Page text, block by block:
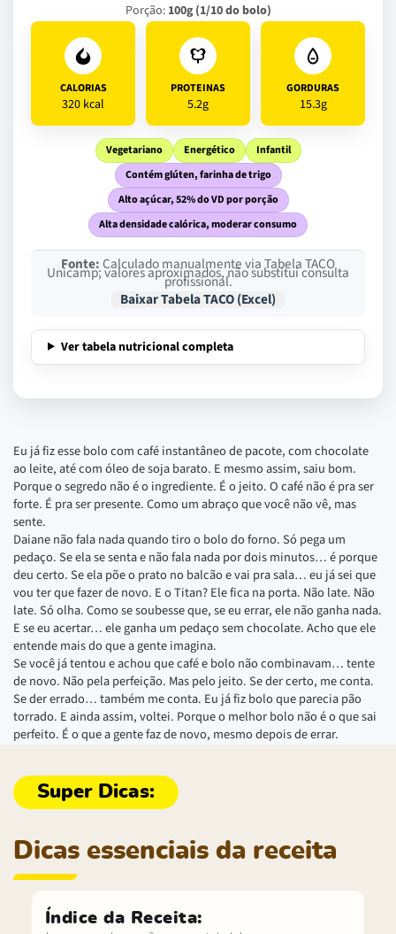
Porção: 100g (1/10 do bolo)
CALORIAS
320 kcal
PROTEINAS
5.2g
GORDURAS
15.3g
Vegetariano Energético
Infantil
Contém glúten, farinha de trigo
Alto açúcar, 52% do VD por porção
Alta densidade calórica, moderar consumo
Fonte:Calculado manualmente via Tabela TACO
Unicamp; valores aproximados, não substitui consulta
profissional.
Baixar Tabela TACO (Excel)
Ver tabela nutricional completa
Eu já fiz esse bolo com café instantâneo de pacote, com chocolate
ao leite, até com óleo de soja barato. E mesmo assim, saiu bom.
Porque o segredo não é o ingrediente. É o jeito. O café não é pra ser
forte. É pra ser presente. Como um abraço que você não vê, mas
sente.
Daiane não fala nada quando tiro o bolo do forno. Só pega um
pedaço. Se ela se senta e não fala nada por dois minutos… é porque
deu certo. Se ela põe o prato no balcão e vai pra sala… eu já sei que
vou ter que fazer de novo. E o Titan? Ele fica na porta. Não late. Não
late. Só olha. Como se soubesse que, se eu errar, ele não ganha nada.
E se eu acertar… ele ganha um pedaço sem chocolate. Acho que ele
entende mais do que a gente imagina.
Se você já tentou e achou que café e bolo não combinavam… tente
de novo. Não pela perfeição. Mas pelo jeito. Se der certo, me conta.
Se der errado… também me conta. Eu já fiz bolo que parecia pão
torrado. E ainda assim, voltei. Porque o melhor bolo não é o que sai
perfeito. É o que a gente faz de novo, mesmo depois de errar.
Dicas essenciais da receita
Índice da Receita: